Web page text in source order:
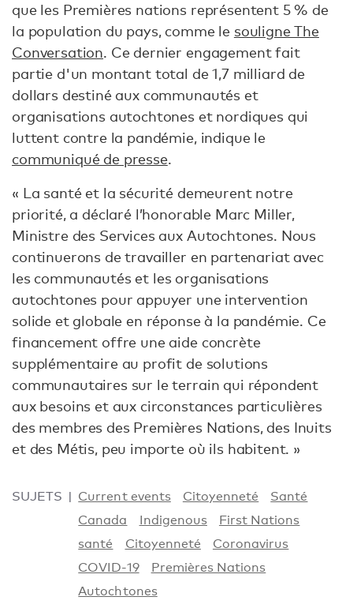
que les Premières nations représentent 5 % de
la population du pays, comme le souligne The
Conversation. Ce dernier engagement fait
partie d'un montant total de 1,7 milliard de
dollars destiné aux communautés et
organisations autochtones et nordiques qui
luttent contre la pandémie, indique le
communiqué de presse.
« La santé et la sécurité demeurent notre
priorité, a déclaré l’honorable Marc Miller,
Ministre des Services aux Autochtones. Nous
continuerons de travailler en partenariat avec
les communautés et les organisations
autochtones pour appuyer une intervention
solide et globale en réponse à la pandémie. Ce
financement offre une aide concrète
supplémentaire au profit de solutions
communautaires sur le terrain qui répondent
aux besoins et aux circonstances particulières
des membres des Premières Nations, des Inuits
et des Métis, peu importe où ils habitent. »
SUJETS Current events Citoyenneté
Santé
Canada
Indigenous
First Nations
santé
Citoyenneté
Coronavirus
COVID-19
Premières Nations
Autochtones